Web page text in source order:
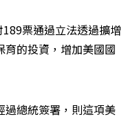
票通過立法透過擴增
的投資，增加美國國
過總統簽署，則這項美